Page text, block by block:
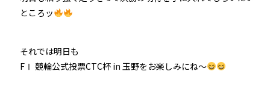
ところッ
それでは明日も
FⅠ 競輪公式投票CTC杯 in 玉野をお楽しみにね～